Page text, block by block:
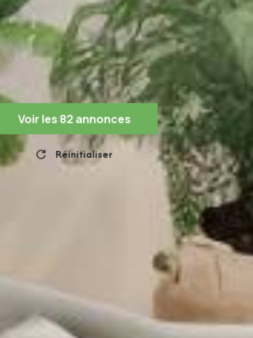
Voir les82annonces
Réinitialiser